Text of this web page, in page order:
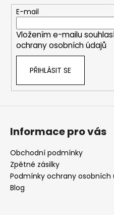
E-mail
Vložením e-mailu
ochrany osobních údajů
PŘIHLÁSIT SE
Informace pro vás
Obchodní podmínky
Zpětné zásilky
Podmínky ochrany osobních
Blog